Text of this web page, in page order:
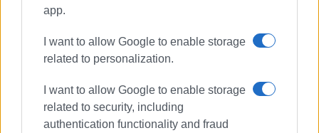
app.
I want to allow Google to enable storage
related to personalization.
I want to allow Google to enable storage
related to security, including
authentication functionality and fraud
ΕΛΕΝΗ ΚΟΡΩΝΑΚΗ
Εργάζεται στις Εκδόσεις Ενημέρωση από το
1990 σε θέσεις υψηλής ευθύνης. Ειδικεύεται στις
δημόσιες σχέσεις, το ελεύθερο και το
καλλιτεχνικό ρεπορτάζ.